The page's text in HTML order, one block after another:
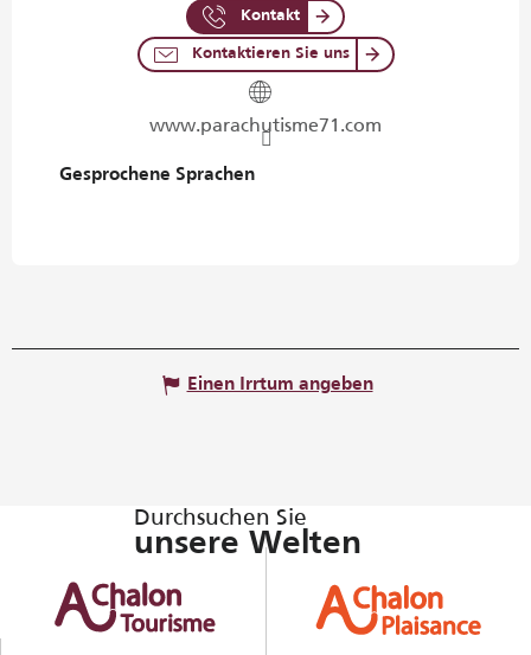
Kontakt
Kontaktieren Sie uns
www.parachutisme71.com
Gesprochene Sprachen
Gesprochene Sprachen
Einen Irrtum angeben
Durchsuchen Sie
unsere Welten